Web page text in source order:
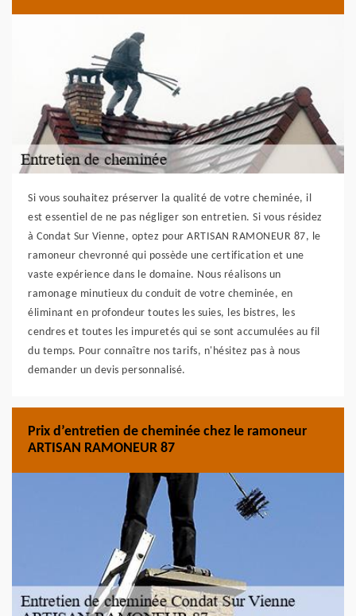
Si vous souhaitez préserver la qualité de votre cheminée, il
est essentiel de ne pas négliger son entretien. Si vous résidez
à Condat Sur Vienne, optez pour ARTISAN RAMONEUR 87, le
ramoneur chevronné qui possède une certification et une
vaste expérience dans le domaine. Nous réalisons un
ramonage minutieux du conduit de votre cheminée, en
éliminant en profondeur toutes les suies, les bistres, les
cendres et toutes les impuretés qui se sont accumulées au fil
du temps. Pour connaître nos tarifs, n'hésitez pas à nous
demander un devis personnalisé.
Prix d’entretien de cheminée chez le ramoneur
ARTISAN RAMONEUR 87